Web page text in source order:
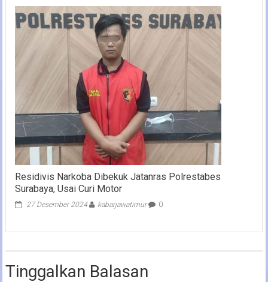
Residivis Narkoba Dibekuk Jatanras Polrestabes
Surabaya, Usai Curi Motor
27 Desember 2024 kabarjawatimur 0
Tinggalkan Balasan